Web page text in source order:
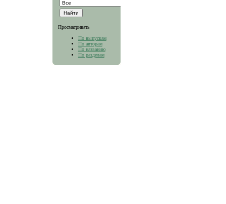
Просматривать
По выпускам
По авторам
По названию
По разделам